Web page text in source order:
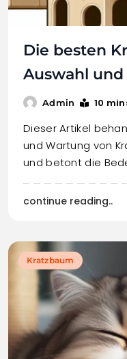
Die besten
Auswahl
Admin 10
Dieser Artikel
und Wartung von
und betont die
continue reading..
Kratzbaum